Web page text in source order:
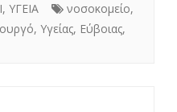
, ΥΓΕΙΑ νοσοκομείο,
, Υγείας, Εύβοιας,